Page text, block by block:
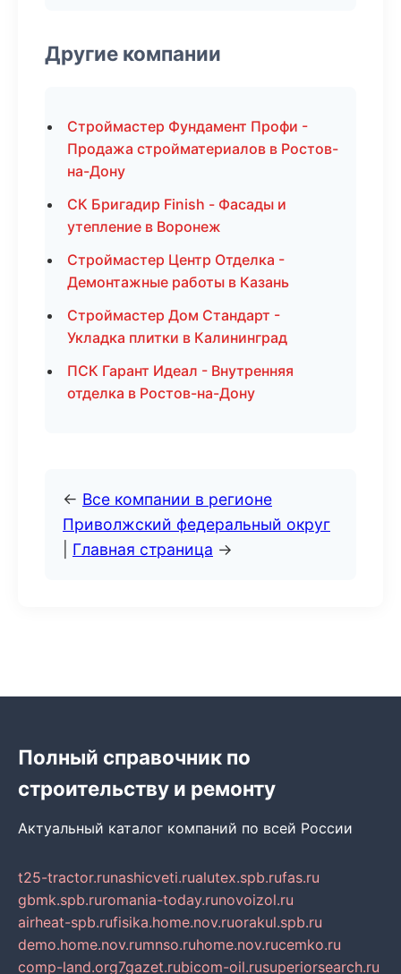
Другие компании
Строймастер Фундамент Профи -
Продажа стройматериалов в Ростов-
на-Дону
СК Бригадир Finish - Фасады и
утепление в Воронеж
Строймастер Центр Отделка -
Демонтажные работы в Казань
Строймастер Дом Стандарт -
Укладка плитки в Калининград
ПСК Гарант Идеал - Внутренняя
отделка в Ростов-на-Дону
← Все компании в регионе
Приволжский федеральный округ
Главная страница →
Полный справочник по
строительству и ремонту
Актуальный каталог компаний по всей России
t25-tractor.runashicveti.rualutex.spb.rufas.ru
gbmk.spb.ruromania-today.runovoizol.ru
airheat-spb.rufisika.home.nov.ruorakul.spb.ru
demo.home.nov.rumnso.ruhome.nov.rucemko.ru
comp-land.org7gazet.rubicom-oil.rusuperiorsearch.ru